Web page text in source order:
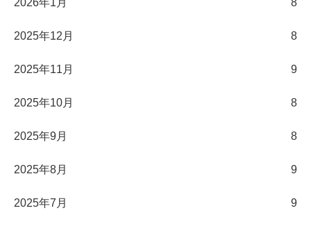
2026年1月 8
2025年12月 8
2025年11月 9
2025年10月 8
2025年9月 8
2025年8月 9
2025年7月 9